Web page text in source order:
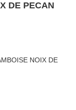
DE PECAN